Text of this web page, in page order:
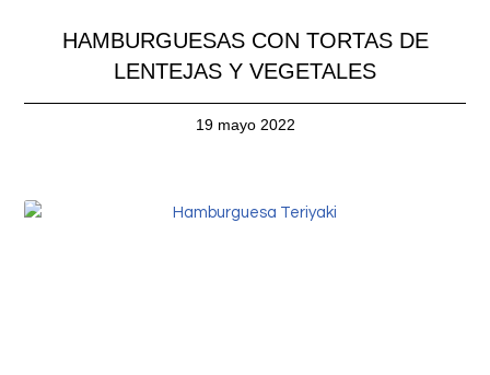
HAMBURGUESAS CON TORTAS DE
LENTEJAS Y VEGETALES
19 mayo 2022